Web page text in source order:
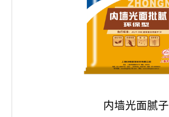
内墙光面腻子